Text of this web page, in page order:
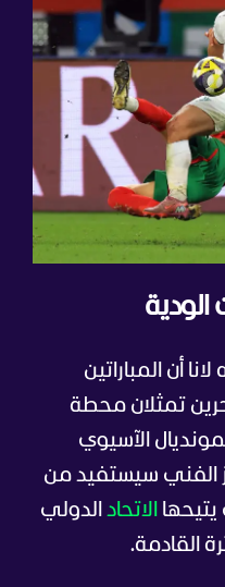
الودية
أن المباراتين
تمثلان محطة
الآسيوي
الفني سيستفيد من
يتيحها الاتحاد الدولي
القادمة.